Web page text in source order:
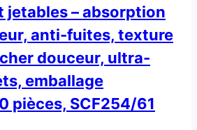
jetables – absorption
anti-fuites, texture
douceur, ultra-
emballage
pièces, SCF254/61